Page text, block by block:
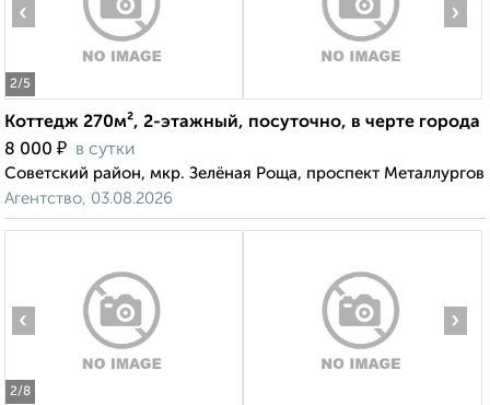
2/5
‹ ›
Коттедж 270м², 2-этажный, посуточно, в черте города
8 000 ₽ в сутки
Советский район, мкр. Зелёная Роща, проспект Металлургов
Агентство, 03.08.2026
2/8
‹ ›